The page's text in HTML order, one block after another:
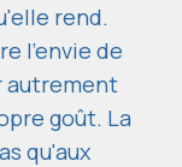
rend.
l'envie de
autrement
goût. La
qu'aux